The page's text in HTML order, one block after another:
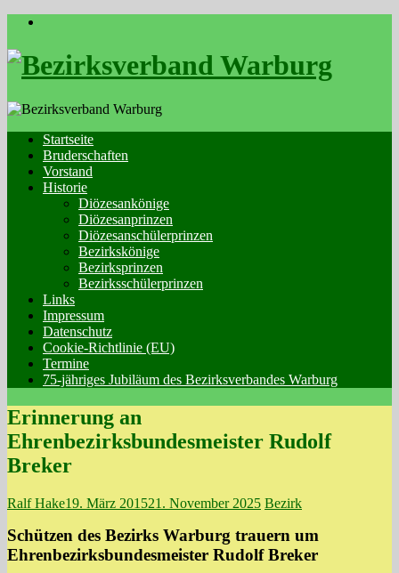
Skip
content
Startseite
Bruderschaften
Vorstand
Historie
Diözesankönige
Diözesanprinzen
Diözesanschülerprinzen
Bezirkskönige
Bezirksprinzen
Bezirksschülerprinzen
Links
Impressum
Datenschutz
Cookie-Richtlinie (EU)
Termine
75-jähriges Jubiläum des Bezirksverbandes Warburg
Erinnerung an
Ehrenbezirksbundesmeister Rudolf
Breker
Ralf Hake19. März 201521. November 2025 Bezirk
Schützen des Bezirks Warburg trauern um
Ehrenbezirksbundesmeister Rudolf Breker